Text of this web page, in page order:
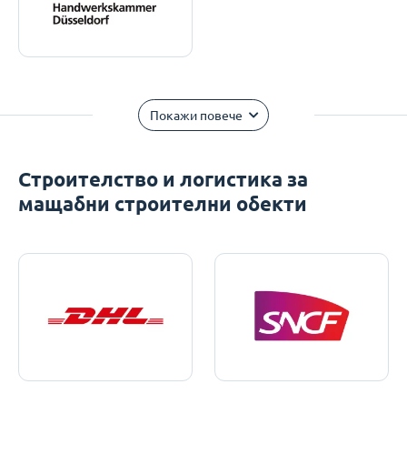
Покажи повече
Строителство и логистика за
мащабни строителни обекти